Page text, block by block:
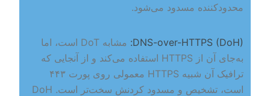
محدودکننده مسدود می‌شود.
DNS-over-HTTPS (DoH):
مشابه DoT است، اما
به‌جای آن از HTTPS استفاده می‌کند و از آنجایی که
ترافیک آن شبیه HTTPS معمولی روی پورت ۴۴۳
است، تشخیص و مسدود کردنش سخت‌تر است. DoH